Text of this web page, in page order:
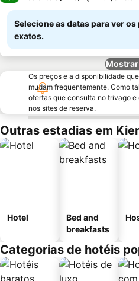
Selecione as datas para ver
exatos.
Os preços e a disponibilidade
mudam frequentemente. Como
ofertas que consulta no trivago
nos sites de reserva.
Outras estadias em
Hotel
Bed and
breakfasts
Categorias de hotéis